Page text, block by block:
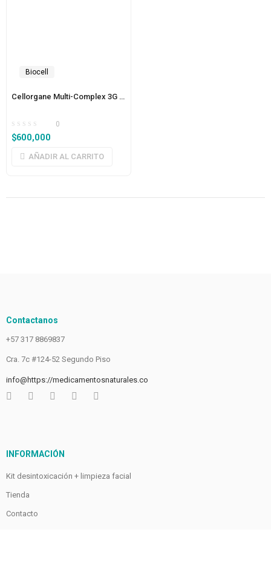
Biocell
Cellorgane Multi-Complex 3G Formula 3 Corazón-Arteria-Venas
0
$600,000
AÑADIR AL CARRITO
Contactanos
+57 317 8869837
Cra. 7c #124-52 Segundo Piso
info@https://medicamentosnaturales.co
INFORMACIÓN
Kit desintoxicación + limpieza facial
Tienda
Contacto